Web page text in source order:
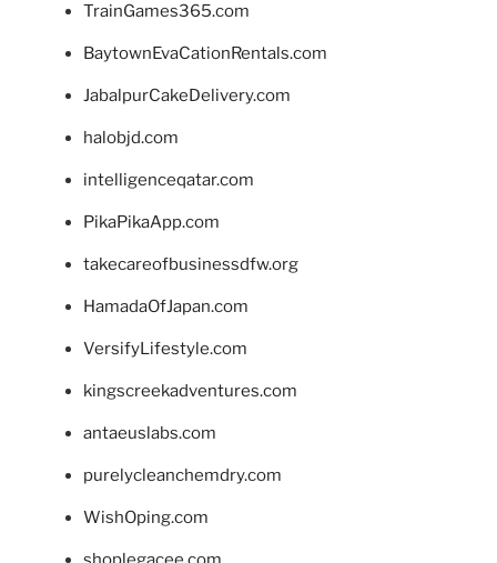
TrainGames365.com
BaytownEvaCationRentals.com
JabalpurCakeDelivery.com
halobjd.com
intelligenceqatar.com
PikaPikaApp.com
takecareofbusinessdfw.org
HamadaOfJapan.com
VersifyLifestyle.com
kingscreekadventures.com
antaeuslabs.com
purelycleanchemdry.com
WishOping.com